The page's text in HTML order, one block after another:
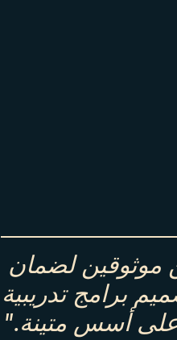
موثوقين لضمان
برامج تدريبية
على أسس متينة."